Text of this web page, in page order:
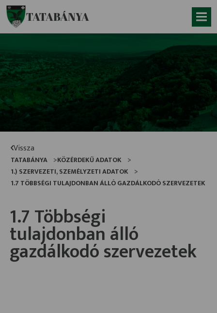
Ugrás a fő tartalomhoz
TATABÁNYA
Vissza
TATABÁNYA
KÖZÉRDEKŰ ADATOK
1.) SZERVEZETI, SZEMÉLYZETI ADATOK
1.7 TÖBBSÉGI TULAJDONBAN ÁLLÓ GAZDÁLKODÓ SZERVEZETEK
1.7 Többségi
tulajdonban álló
gazdálkodó szervezetek